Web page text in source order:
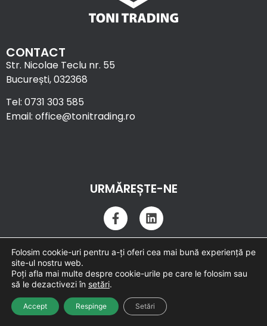
CONTACT
Str. Nicolae Teclu nr. 55
București, 032368
Tel: 0731 303 585
Email: office@tonitrading.ro
URMĂREȘTE-NE
Termeni și condiții|Politica de confidențialitate|Politica cookie
Copyright © 2026 Toni Trading | Website by
Folosim cookie-uri pentru a-ți oferi cea mai bună experiență pe
site-ul nostru web.
Poți afla mai multe despre cookie-urile pe care le folosim sau
să le dezactivezi în setări.
Accept Respinge Setări